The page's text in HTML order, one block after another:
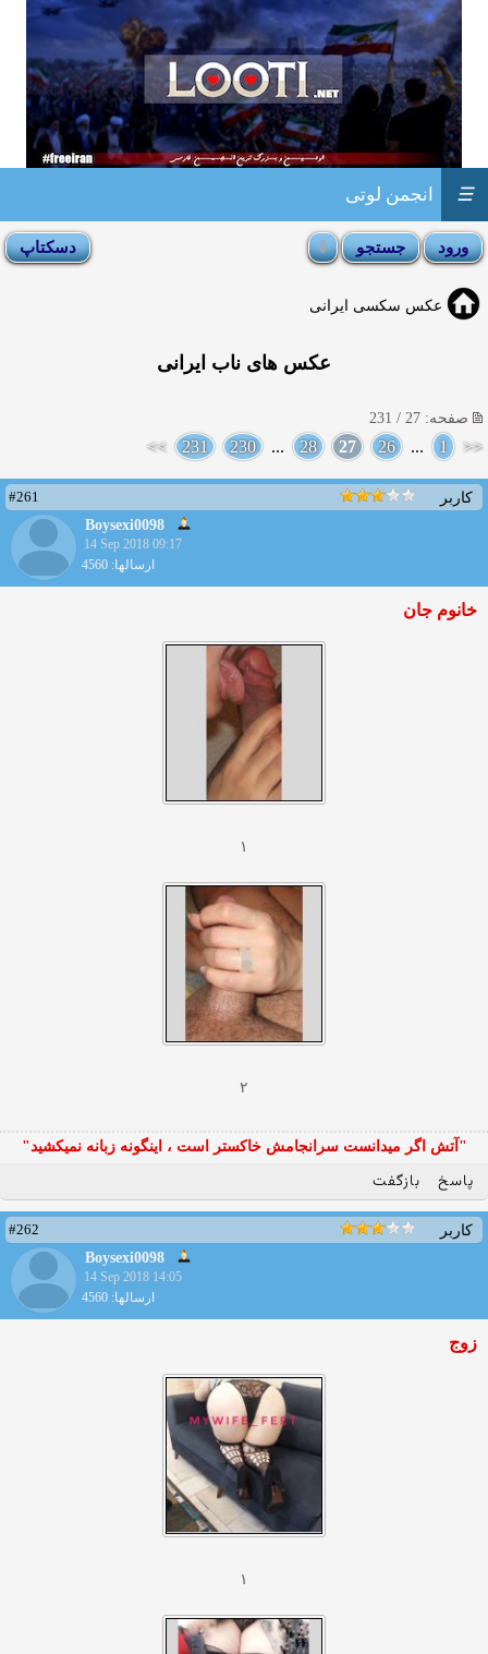
انجمن لوتی ☰
عکس سکسی ایرانی
عکس های ناب ایرانی
صفحه: 27 / 231
<<
1
...
26
27
28
...
230
231
>>
کاربر
#261
Boysexi0098
14 Sep 2018 09:17
ارسالها: 4560
خانوم جان
۱
۲
"آتش اگر ميدانست سرانجامش خاكستر است ، اينگونه زبانه نميكشيد"
پاسخ بازگفت
کاربر
#262
Boysexi0098
14 Sep 2018 14:05
ارسالها: 4560
زوج
۱